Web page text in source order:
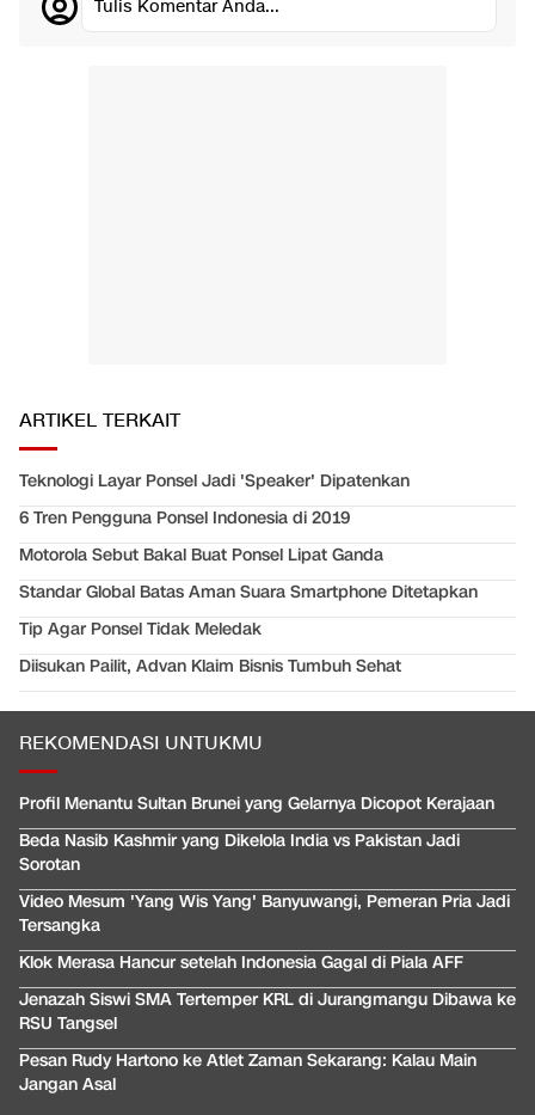
Tulis Komentar Anda...
ARTIKEL TERKAIT
Teknologi Layar Ponsel Jadi 'Speaker' Dipatenkan
6 Tren Pengguna Ponsel Indonesia di 2019
Motorola Sebut Bakal Buat Ponsel Lipat Ganda
Standar Global Batas Aman Suara Smartphone Ditetapkan
Tip Agar Ponsel Tidak Meledak
Diisukan Pailit, Advan Klaim Bisnis Tumbuh Sehat
REKOMENDASI UNTUKMU
Profil Menantu Sultan Brunei yang Gelarnya Dicopot Kerajaan
Beda Nasib Kashmir yang Dikelola India vs Pakistan Jadi
Sorotan
Video Mesum 'Yang Wis Yang' Banyuwangi, Pemeran Pria Jadi
Tersangka
Klok Merasa Hancur setelah Indonesia Gagal di Piala AFF
Jenazah Siswi SMA Tertemper KRL di Jurangmangu Dibawa ke
RSU Tangsel
Pesan Rudy Hartono ke Atlet Zaman Sekarang: Kalau Main
Jangan Asal